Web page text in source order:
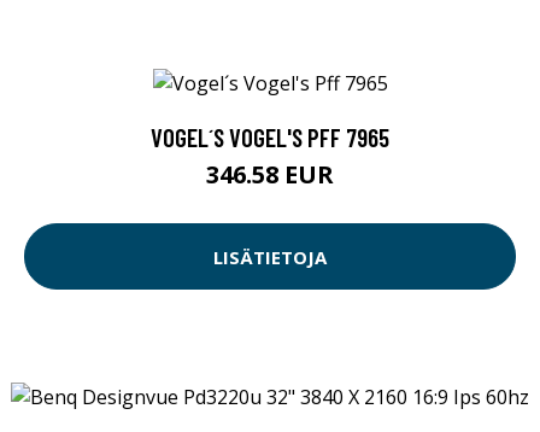
VOGEL´S VOGEL'S PFF 7965
346.58 EUR
LISÄTIETOJA